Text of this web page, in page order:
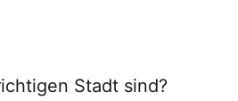
Stadt sind?